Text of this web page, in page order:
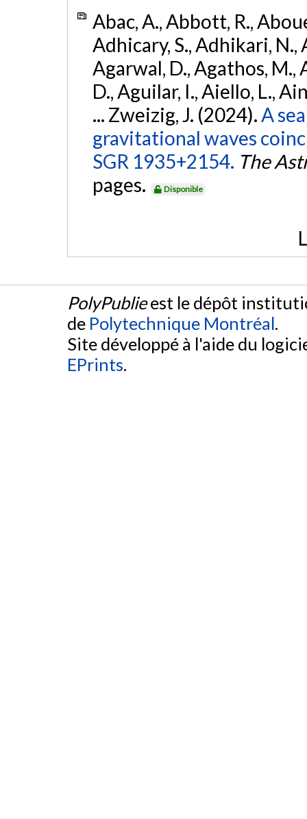
Abac, A., Abbott, R.,
Adhicary, S., Adhikari, N.,
Agarwal, D., Agathos, M.,
D., Aguilar, I., Aiello, L.,
... Zweizig, J. (2024).A
gravitational waves
SGR 1935+2154. The
pages.
Disponible
PolyPublieest le dépôt
de Polytechnique Montréal.
Site développé à l'aide du
EPrints.